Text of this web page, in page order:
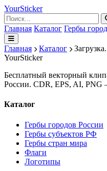
YourSticker
Главная Каталог Гербы
Главная Каталог
YourSticker
Бесплатный векторный
России. CDR, EPS, AI, PNG
Каталог
Гербы городов России
Гербы субъектов РФ
Гербы стран мира
Флаги
Логотипы